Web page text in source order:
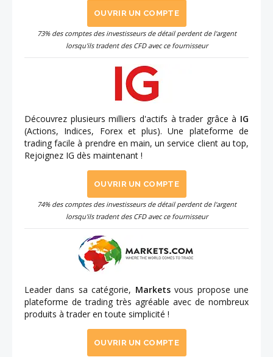
OUVRIR UN COMPTE
73% des comptes des investisseurs de détail perdent de l'argent
lorsqu'ils tradent des CFD avec ce fournisseur
Découvrez plusieurs milliers d'actifs à trader grâce à IG
(Actions, Indices, Forex et plus). Une plateforme de
trading facile à prendre en main, un service client au top,
Rejoignez IG dès maintenant !
OUVRIR UN COMPTE
74% des comptes des investisseurs de détail perdent de l'argent
lorsqu'ils tradent des CFD avec ce fournisseur
Leader dans sa catégorie, Marketsvous propose une
plateforme de trading très agréable avec de nombreux
produits à trader en toute simplicité !
OUVRIR UN COMPTE